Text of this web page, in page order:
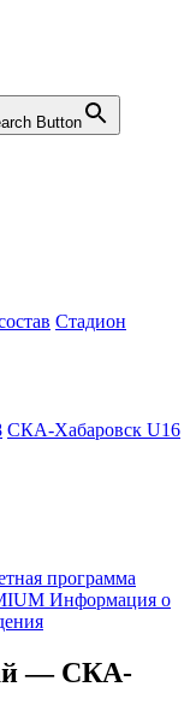
Button
Стадион
СКА-Хабаровск U16
программа
Информация о
— СКА-